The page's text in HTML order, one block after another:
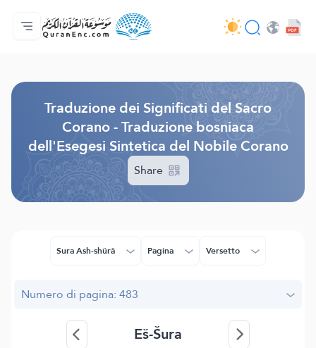
Home
Indice traduzioni
Audio
Servizi per sviluppatori - API
Sul progetto
Contattaci
Lingua
Traduzione dei Significati del Sacro
Corano - Traduzione bosniaca
dell'Esegesi Sintetica del Nobile Corano
Share
Sura Ash-shûrâ Pagina Versetto
Numero di pagina: 483
Eš-Šura